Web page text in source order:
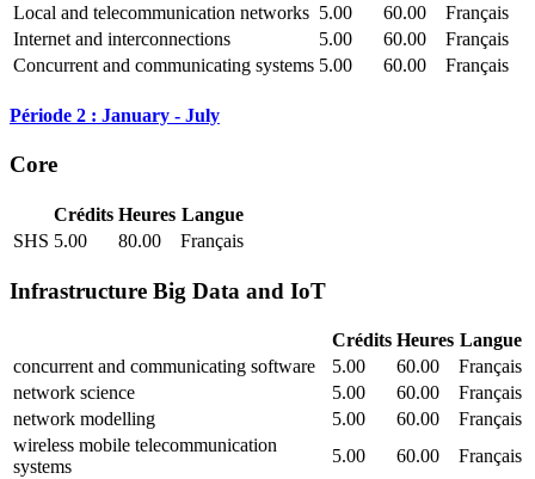
Local and telecommunication networks 5.00 60.00
Français
Internet and interconnections
5.00 60.00
Français
Concurrent and communicating systems 5.00 60.00 Français
Période 2 : January - July
Core
Crédits Heures Langue
SHS 5.00 80.00 Français
Infrastructure Big Data and IoT
Crédits Heures Langue
concurrent and communicating software
5.00 60.00
Français
network science
5.00 60.00
Français
network modelling
5.00 60.00
Français
wireless mobile telecommunication
systems
5.00 60.00
Français